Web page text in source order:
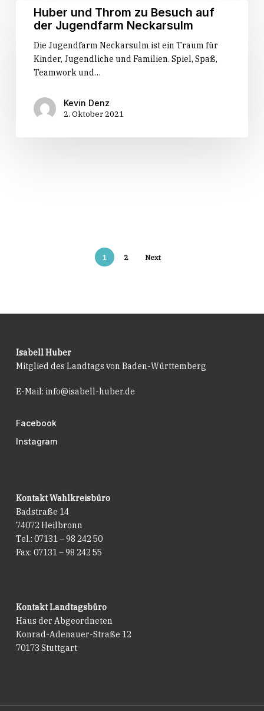
Oberried
Huber
Throm
Besuch
Jugendfarm
Neckarsulm
Huber und Throm zu Besuch auf
der Jugendfarm Neckarsulm
Die Jugendfarm Neckarsulm ist ein Traum für
Kinder, Jugendliche und Familien. Spiel, Spaß,
Teamwork und…
Kevin Denz
2. Oktober 2021
1 2 Next
Isabell Huber
Mitglied des Landtags von Baden-Württemberg
E-Mail: info@isabell-huber.de
Facebook
Instagram
Kontakt Wahlkreisbüro
Badstraße 14
74072 Heilbronn
Tel.: 07131 – 98 242 50
Fax: 07131 – 98 242 55
Kontakt Landtagsbüro
Haus der Abgeordneten
Konrad-Adenauer-Straße 12
70173 Stuttgart